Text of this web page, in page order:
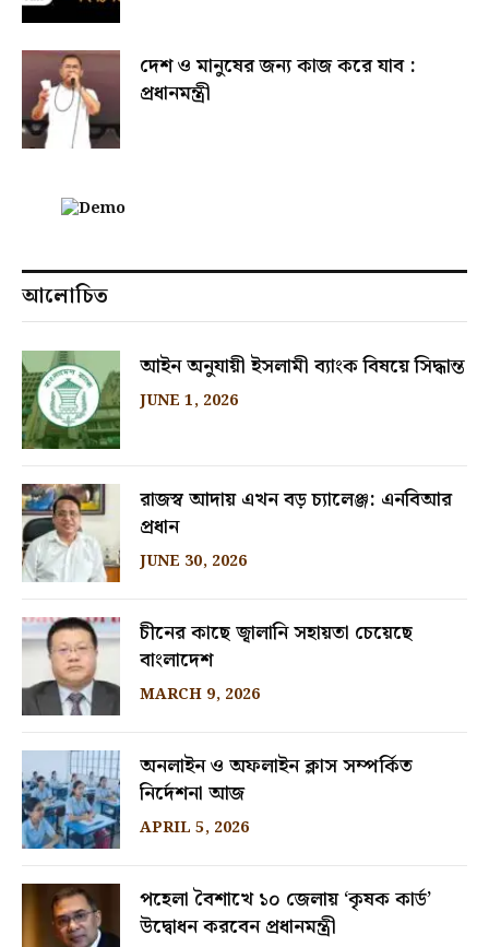
দেশ ও মানুষের জন্য কাজ করে যাব :
প্রধানমন্ত্রী
আলোচিত
আইন অনুযায়ী ইসলামী ব্যাংক বিষয়ে সিদ্ধান্ত
JUNE 1, 2026
রাজস্ব আদায় এখন বড় চ্যালেঞ্জ: এনবিআর
প্রধান
JUNE 30, 2026
চীনের কাছে জ্বালানি সহায়তা চেয়েছে
বাংলাদেশ
MARCH 9, 2026
অনলাইন ও অফলাইন ক্লাস সম্পর্কিত
নির্দেশনা আজ
APRIL 5, 2026
পহেলা বৈশাখে ১০ জেলায় ‘কৃষক কার্ড’
উদ্বোধন করবেন প্রধানমন্ত্রী